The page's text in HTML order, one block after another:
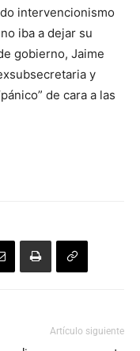
intervencionismo
iba a dejar su
gobierno, Jaime
y
de cara a las
Artículo siguiente